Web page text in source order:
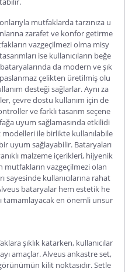
mutfaklarda tarzınıza u
zarafet ve konfor getirme
vazgeçilmezi olma misy
ise kullanıcıların beğe
da modern ve şık
çelikten üretilmiş olu
desteği sağlarlar. Aynı za
çevre dostu kullanım için de
ve farklı tasarım seçene
uyum sağlamasında etkilidi
modelleri ile birlikte kullanılabile
uyum sağlayabilir. Bataryaları
lı malzeme içerikleri, hijyenik
vazgeçilmezi olan
kullanıcılarına rahat
bataryalar hem estetik he
tamamlayacak en önemli unsur
şıklık katarken, kullanıcılar
amaçlar.Alveus ankastre set,
kilit noktasıdır. Setle